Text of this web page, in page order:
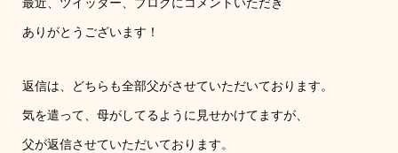
ありがとうございます！
返信は、どちらも全部父がさせていただいております。
気を遣って、母がしてるように見せかけてますが、
父が返信させていただいております。